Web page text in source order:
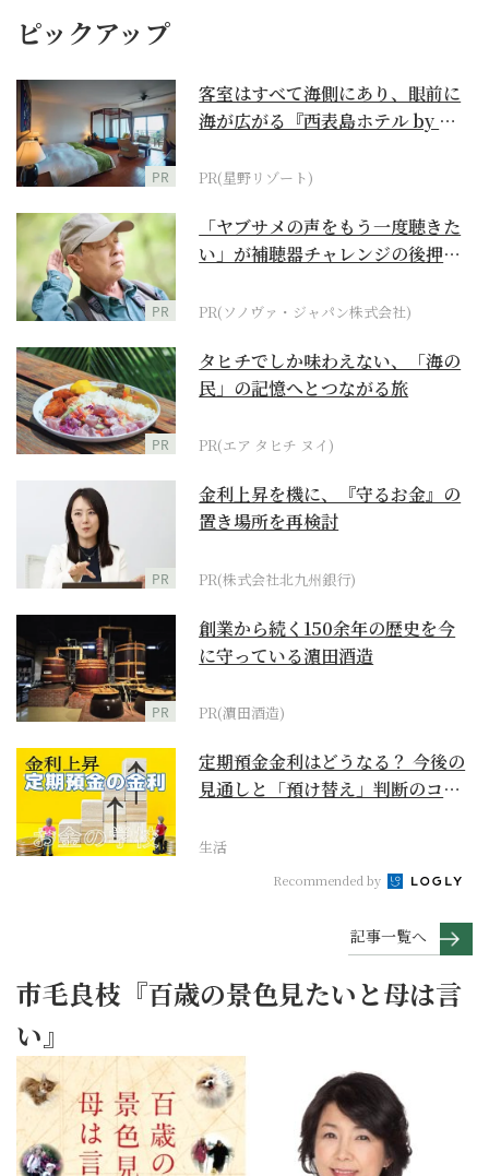
ピックアップ
PR
客室はすべて海側にあり、眼前に
海が広がる『西表島ホテル by 星
PR(星野リゾート)
PR
「ヤブサメの声をもう一度聴きた
い」が補聴器チャレンジの後押し
PR(ソノヴァ・ジャパン株式会社)
PR
タヒチでしか味わえない、「海の
民」の記憶へとつながる旅
PR(エア タヒチ ヌイ)
PR
金利上昇を機に、『守るお金』の
置き場所を再検討
PR(株式会社北九州銀行)
PR
創業から続く150余年の歴史を今
に守っている濵田酒造
PR(濵田酒造)
定期預金金利はどうなる？ 今後の
見通しと「預け替え」判断のコツ
生活
Recommended by
記事一覧へ
市毛良枝『百歳の景色見たいと母は言
い』